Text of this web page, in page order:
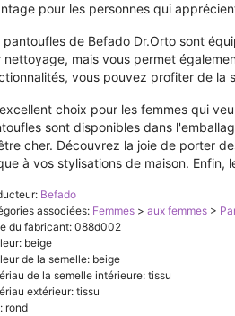
pour les personnes qui
pantoufles de Befado Dr.Orto sont
nettoyage, mais vous permet
vous pouvez profiter de la
choix pour les femmes qui
sont disponibles dans
cher. Découvrez la joie de porter
à vos stylisations de maison.
Befado
associées: Femmes > aux femmes >
du fabricant: 088d002
beige
de la semelle: beige
de la semelle intérieure: tissu
extérieur: tissu
rond